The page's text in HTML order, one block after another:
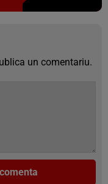
un comentariu.